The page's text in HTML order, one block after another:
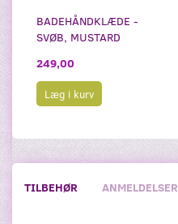
BADEHÅNDKLÆDE -
SVØB, MUSTARD
249,00
Læg i kurv
TILBEHØR ANMELDELSER